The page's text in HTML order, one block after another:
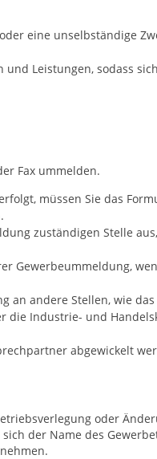
eine unselbständige
Leistungen, sodass
Fax ummelden.
müssen Sie das
zuständigen Stelle
Gewerbeummeldung,
an andere Stellen, wie
die Industrie- und
abgewickelt
oder
der Name des